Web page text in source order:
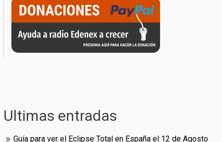
Ultimas entradas
Guía para ver el Eclipse Total en España el 12 de Agosto